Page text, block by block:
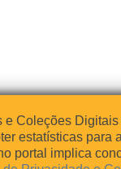
Coleções
estatísticas para
portal implica